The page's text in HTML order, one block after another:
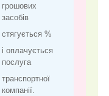
грошових
засобів
стягується %
і оплачується
послуга
транспортної
компанії.